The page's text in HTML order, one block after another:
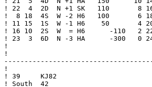
! 22  4  2D  N +1 SK   110       8
!  8 18  4S  W -2 H6   100       6
! 11 15  1S  W -1 H6    50       4
! 16 10  2S  W  = H6      -110   2
! 23  3  6D  N -3 HA      -300   0
!
!
!
! 39     KJ82
! South  42